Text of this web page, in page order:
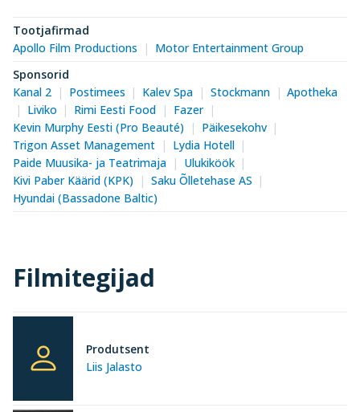
Tootjafirmad
Apollo Film Productions
Motor Entertainment Group
Sponsorid
Kanal 2
Postimees Kalev Spa Stockmann
Apotheka
Liviko
Rimi Eesti Food
Fazer
Kevin Murphy Eesti (Pro Beauté)
Päikesekohv
Trigon Asset Management
Lydia Hotell
Paide Muusika- ja Teatrimaja
Ulukiköök
Kivi Paber Käärid (KPK)
Saku Õlletehase AS
Hyundai (Bassadone Baltic)
Filmitegijad
Liis Jalasto
Produtsent